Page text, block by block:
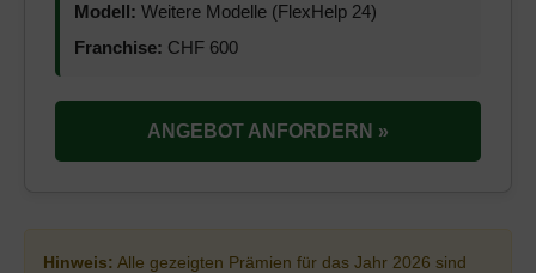
Modell: Weitere Modelle (FlexHelp 24)
Franchise: CHF 600
ANGEBOT ANFORDERN »
Hinweis: Alle gezeigten Prämien für das Jahr 2026 sind